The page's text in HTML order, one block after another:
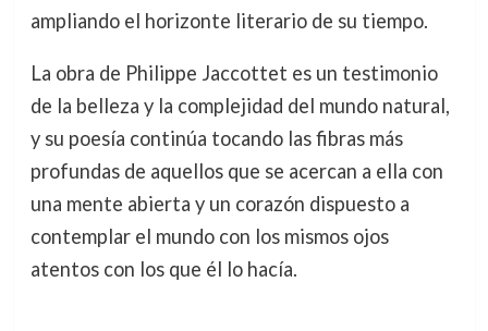
ampliando el horizonte literario de su tiempo.
La obra de Philippe Jaccottet es un testimonio
de la belleza y la complejidad del mundo natural,
y su poesía continúa tocando las fibras más
profundas de aquellos que se acercan a ella con
una mente abierta y un corazón dispuesto a
contemplar el mundo con los mismos ojos
atentos con los que él lo hacía.